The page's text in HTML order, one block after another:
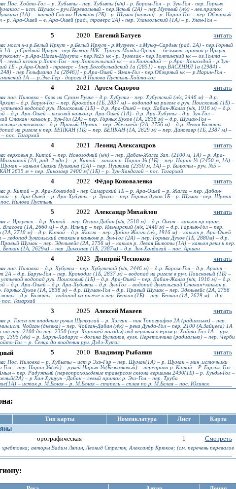
Пос. Хойто-Гол – р. Хубыты - пер. Хубыты (н/к) - р. Бором-Гол – р. Зун-Гол - пер. Горных
– ист. Шумак – руч.Перевальный - пер.Ясный (2А) – пер.Мутный (н/к) - лев.приток
(1А) — каскад Сказки Пушкина (2Б) - р. Шумак (каньон) - р. Нарин-Гол – пер. Обзорный
- р. Ара-Ошей – в. Ара-Ошей (рад., траверс 2А) - пер. Улангольский (1А) – р. Улан-Гол –
5 2020 Евгений Батуев читать
мост ч-з р.Белый Иркут - р.Белый Иркут - р.Мугувек - г.Мунку-Сардык (рад. 2А) - пер.Горный
1А - р.Средний Иркут - пер.Бажир Н/К - Трасса Монды-Орлик — безымян. приток р.Иркут -
- р.Ара-Шаган-Шулута - пер.№25 нк - р. Тумелик - пер.Толтинский нк — оз.Толта —
- левый исток р.Хото-Гол - пер.Хотогольский нк — оз.Хонголдой — р.Ара- Хонголдой - р.Зун-
1Б - р.Ара-Ошей - траверс - [пер.Богобулнайский 1а (2851) - пер.ВАСХНИЛ 1а (2984) -
- пер Гельфгата 1а (2846)] - р.Ара-Ошей - Яман-Гол - пер.Обзорный нк — р.Нарин-Гол -
1А — р.Эхе-Гер - дорога д.Нилова Пустынь-Хойто-гол
4 2021 Артем Сидоров читать
пос. Ниловка – база на Сухом Ручье – д.р. Хубуты – пер. Хубутский (н/к, 2446 м) – д.р.
– д.р. Барун-Гол – пер. Крокодил (1Б, 2837 м) – водопад на ригеле в руч. Поисковый (1Б) –
водопад руч. Поисковый (1Б) – д.р. Ара-Ошей – пер. Дабан-Жалга (н/к, 1916 м) – д.р.
– д.р. Ара-Ошей – нижний каньон р. Ара-Ошей (1А)– д.р. Ара-Хубуты – д.р. Зун-Гол –
Стакан+каньон р. Зун-Гол (2А) – пер. Горных Духов (1А, 2838 м) – д.р. Шумак-Гол –
источники – д.р. Правый Шумак – пер. Эдельвейс (2А, 2756 м) – д.р. Левая Билюты –
на ригеле к пер. БЕПКАН (1Б) – пер. БЕПКАН (1А, 2629 м) – пер. Динозавр (1Б, 2387 м) –
пос. Тагархай
4 2021 Леонид Александров читать
верховья р. Китой – пер. Новогодний (н/к) – пер. Дабан-Жалга Зап. (2100 м, 1А) – р. Ара-
(2А, рад. 2 вдп.) – р. Китой – каньон р. Нарин-Ул (1Б) – пер. Нарин-Ул (2450 м, 1А) –
– каньон Сказки Пушкина (2А) – пер. Пушкина (2350 м, 1А) – р. Билюты - руч. №5 –
2635 м + пер. Динозавр 2400 м] (1Б) – р. Зун-Хандагай – пос. Тагархай
4 2022 Фёдор Коноваленко читать
р. Китой – р. Ара-Хонгодой - пер Самарский 1Б – р. Ара-Ошей – р. Жалга – пер. Дабан-
– р. Ара-Ошей – р. Ара-Хубуты – р. Зунгол – пер. Горных духов 1Б – р. Шумак –пер. Шумак
Нилова Пустынь
5 2022 Александр Михайлов читать
г. Иркутск – д.р. Китой – пер. Оспин-Дабан (н/к, 2518 м) – д.р. Онот – каньон пр.прит.
(1А, 2660 м) – д.р. Ильчир – пер. Ильчирский (н/к, 2440 м) – д.р. Гарлык-Гол – пер.
2710 м) – д.р. Китой – д.р. Жолга – пер. Дабан-Жалга (н/к, 1916 м) – каньон р. Ара-Ошей
– ледопад Зунгольский стакан в каньоне р. Зун-Гол (2А) – пер. Горных Духов (1Б, 2880м) – д.р.
Шумак – пер. Эдельвейс (2А, 2756 м) – каньон р. Левая Билюты (1А) – каньон реки к пер.
Бепкан (1А, 2629м) – пер. Динозавр (1Б, 2387м) – д.р. Зун-Хандагай – пос. Аршан
4 2023 Дмитрий Чесноков читать
пос. Ниловка – д.р. Хубуты – пер. Хубутский (н/к, 2446 м) – д.р. Баром-Гол – д.р. Архат –
2А – д.р. Барун-Гол – пер. Крокодил (1Б, 2837 м) – водопад на ригеле в руч. Поисковый (1Б) –
водопад руч. Поисковый (1Б) – д.р. Ара-Ошей – пер. Дабан-Жалга (н/к, 1916 м) – д.р.
– д.р. Ара-Ошей – д.р. Ара-Хубыты – д.р. Зун-Гол – водопад Зунгольский Стакан+каньон р.
Горных Духов (1А, 2838 м) – д.р. Шумак-Гол – д.р. Правый Шумак – пер. Эдельвейс (2А, 2756
– д.р. Билюты – водопад на ригеле к пер. Бепкан (1Б) – пер. Бепкан (1А, 2629 м) – д.р.
пос. Тагархай
3 2025 Алексей Макеев читать
р. Тисса от впадения ручья Шутхулай – р. Хэлгин – пик Топографов 2А (радиально) – пер.
Чойган (дневка) – пер. Чойган-Дабан (н\к) – река Дунда-Гол – пер. 2100 (А.Зайцева) 1А
от пер. 2100 до пер. 2350 (пер. Хорошей погоды) над верхним озером р. Хойто-Гол 1А – руч.
2395 (н\к) – р. Барун-Хадарус – долина Вулканов, вулк. Перетолчина (радиально) – пер. Черби
Гол – р. Сенца до впадения руч. Дэдэ-Хутэл
5 2010 Владимир Рыбанин читать
Пос. Ниловка – р. Хубыты – ист р Эхэ-Гэр – пер. Шумак(1А) – р. Шумак – мин .источники
– пер. Нарин-Ул(н/к) – ручей Нарын-Ул(Безымянный) – переправа р. Китой – Р. Горлык-Гол –
– пер. Радужный (первопрохождение траверсом склона вершины 2490(1Б) – р. Хунды-Гол –
– р Хан-Хушуун –Дабан – левый приток р. Эхэ-Гол – пер. Труба
– исток р. М.Белая – р. М.Белая – стапель – сплав по р. М.Белая – пос. Юлинск
Тип карты Номенклатура Лист
Карта
орографическая 1 Смотреть
хребтовка; авторы Вадим Ляпин, Леонид Стрелюк, Александр Крюков; (см. перечень перевалов